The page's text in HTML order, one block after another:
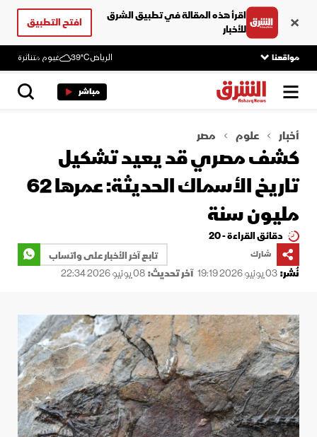
اقرأ هذه المقالة في تطبيق الشرق
للأخبار
افتح التطبيق
مواقعنا الرياض39°C غيوم متناثرة
مباشر
أخبار علوم مصر
كشف مصري قد يعيد تشكيل
تاريخ الأسماك الحديثة: عمرها 62
مليون سنة
دقائق القراءة - 20
شارك
تابع آخر الأخبار على واتساب
نُشر:03 يونيو 2026 19:19 آخر تحديث:08 يونيو 2026 22:34